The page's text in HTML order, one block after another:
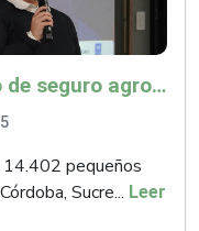
Minagricultura lanza piloto de seguro agropecuario por $9.625 millones para proteger a más de 14.000 pequeños productores contra riesgos del Fenómeno de El Niño
pequeños
Sucre... Leer